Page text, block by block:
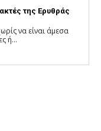
της Ερυθράς
να είναι άμεσα
ή...